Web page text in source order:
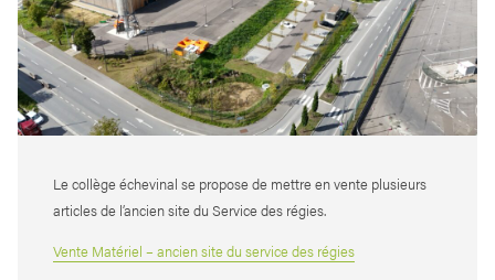
Le collège échevinal se propose de mettre en vente plusieurs
articles de l’ancien site du Service des régies.
Vente Matériel – ancien site du service des régies